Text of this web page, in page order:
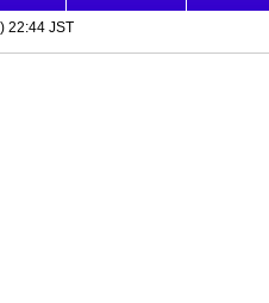
22:44 JST